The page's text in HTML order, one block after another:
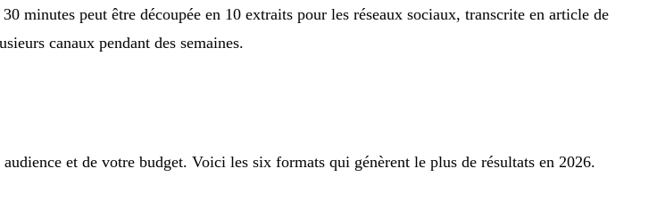
minutes peut être découpée en 10 extraits pour les réseaux sociaux, transcrite en article de
canaux pendant des semaines.
et de votre budget. Voici les six formats qui génèrent le plus de résultats en 2026.